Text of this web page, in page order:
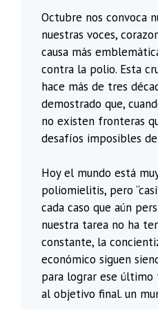
Octubre nos convoca
nuestras voces,
causa más
contra la polio. Esta
hace más de tres
demostrado que,
no existen fronteras
desafíos imposibles
Hoy el mundo está
poliomielitis, pero
cada caso que aún
nuestra tarea no ha
constante, la
económico siguen
para lograr ese
al objetivo final. un